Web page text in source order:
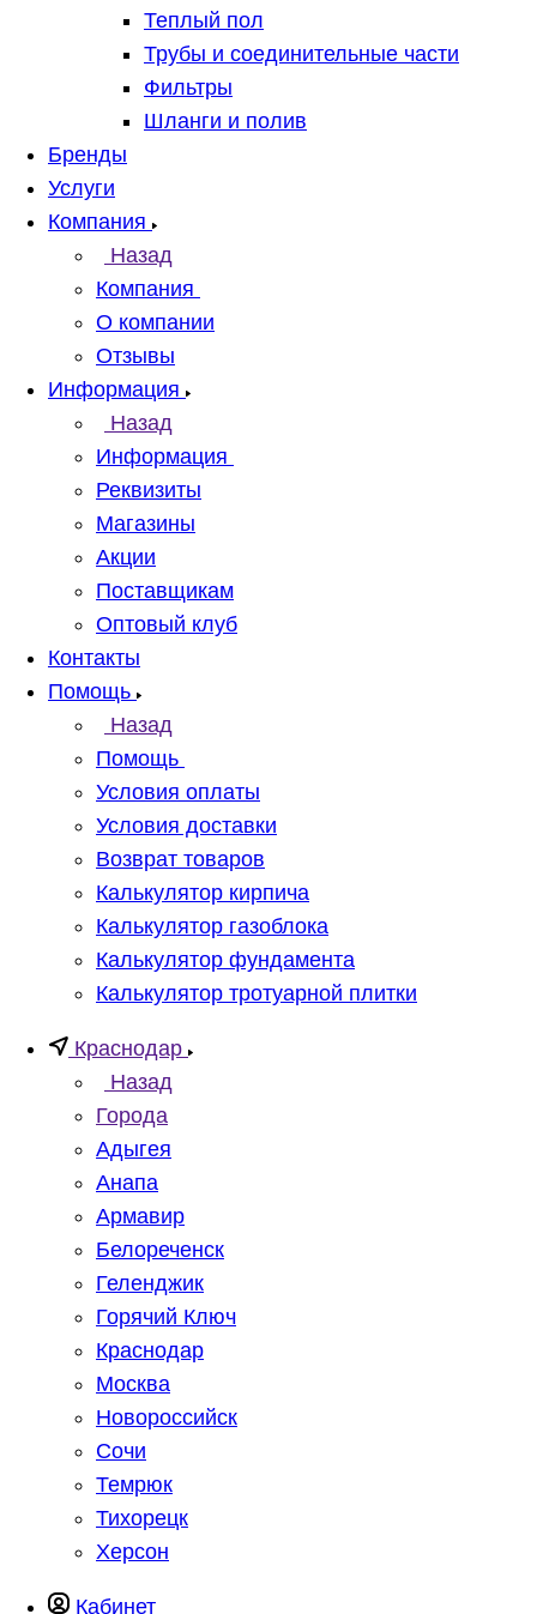
Теплый пол
Трубы и соединительные части
Фильтры
Шланги и полив
Бренды
Услуги
Компания
Назад
Компания
О компании
Отзывы
Информация
Назад
Информация
Реквизиты
Магазины
Акции
Поставщикам
Оптовый клуб
Контакты
Помощь
Назад
Помощь
Условия оплаты
Условия доставки
Возврат товаров
Калькулятор кирпича
Калькулятор газоблока
Калькулятор фундамента
Калькулятор тротуарной плитки
Краснодар
Назад
Города
Адыгея
Анапа
Армавир
Белореченск
Геленджик
Горячий Ключ
Краснодар
Москва
Новороссийск
Сочи
Темрюк
Тихорецк
Херсон
Кабинет